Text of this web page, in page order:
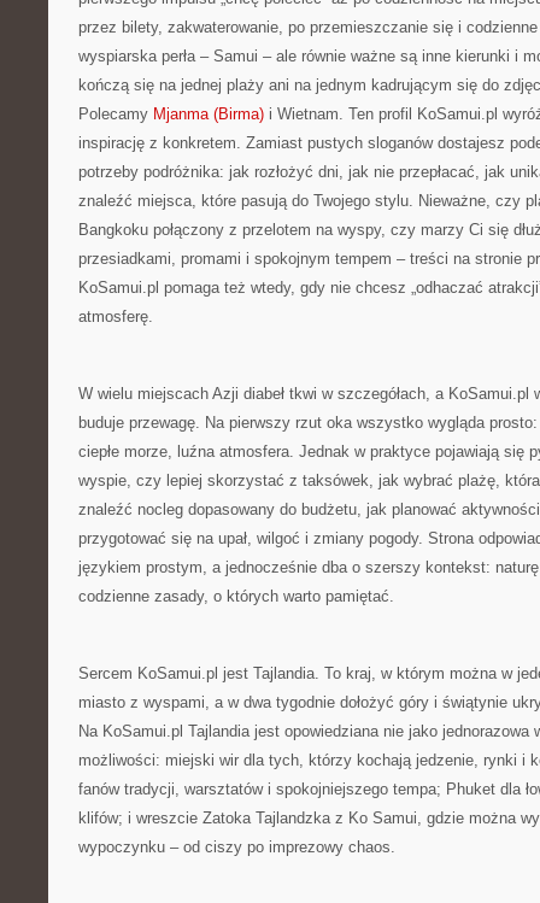
przez bilety, zakwaterowanie, po przemieszczanie się i
wyspiarska perła – Samui – ale równie ważne są inne kierunki i
kończą się na jednej plaży ani na jednym kadrującym się do
Polecamy Mjanma (Birma) i Wietnam. Ten profil KoSamui.pl
inspirację z konkretem. Zamiast pustych sloganów dostajesz
potrzeby podróżnika: jak rozłożyć dni, jak nie przepłacać, jak
znaleźć miejsca, które pasują do Twojego stylu. Nieważne, czy
Bangkoku połączony z przelotem na wyspy, czy marzy Ci się
przesiadkami, promami i spokojnym tempem – treści na stronie
KoSamui.pl pomaga też wtedy, gdy nie chcesz „odhaczać
atmosferę.
W wielu miejscach Azji diabeł tkwi w szczegółach, a KoSamui.pl
buduje przewagę. Na pierwszy rzut oka wszystko wygląda
ciepłe morze, luźna atmosfera. Jednak w praktyce pojawiają się
wyspie, czy lepiej skorzystać z taksówek, jak wybrać plażę,
znaleźć nocleg dopasowany do budżetu, jak planować
przygotować się na upał, wilgoć i zmiany pogody. Strona
językiem prostym, a jednocześnie dba o szerszy kontekst:
codzienne zasady, o których warto pamiętać.
Sercem KoSamui.pl jest Tajlandia. To kraj, w którym można w
miasto z wyspami, a w dwa tygodnie dołożyć góry i świątynie
Na KoSamui.pl Tajlandia jest opowiedziana nie jako jednorazowa
możliwości: miejski wir dla tych, którzy kochają jedzenie, rynki i
fanów tradycji, warsztatów i spokojniejszego tempa; Phuket dla
klifów; i wreszcie Zatoka Tajlandzka z Ko Samui, gdzie można
wypoczynku – od ciszy po imprezowy chaos.